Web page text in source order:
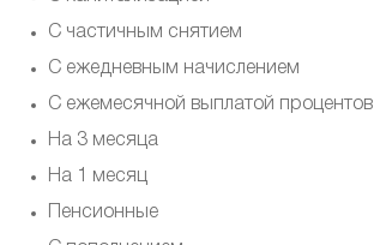
С частичным снятием
С ежедневным начислением
С ежемесячной выплатой процентов
На 3 месяца
На 1 месяц
Пенсионные